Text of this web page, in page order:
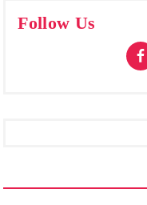
Follow Us